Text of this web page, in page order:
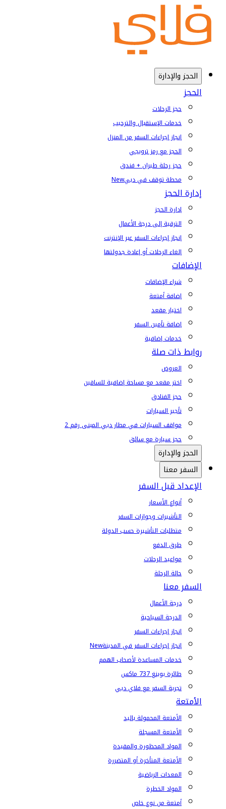
الحجز والإدارة
الحجز
حجز الرحلات
خدمات الإستقبال والترحيب
إنجاز إجراءات السفر من المنزل
الحجز مع رمز ترويجي
حجز رحلة طيران + فندق
محطة توقف في دبيNew
إدارة الحجز
إدارة الحجز
الترقية إلى درجة الأعمال
إنجاز إجراءات السفر عبر الإنترنت
إلغاء الرحلات أو إعادة جدولتها
الإضافات
شراء الإضافات
إضافة أمتعة
اختيار مقعد
إضافة تأمين السفر
خدمات إضافية
روابط ذات صلة
العروض
اختر مقعد مع مساحة إضافية للساقين
حجز الفنادق
تأجير السيارات
مواقف السيارات في مطار دبي المبنى رقم 2
حجز سيارة مع سائق
الحجز والإدارة
السفر معنا
الإعداد قبل السفر
أنواع الأسعار
التأشيرات وجوازات السفر
متطلبات التأشيرة حسب الدولة
طرق الدفع
مواعيد الرحلات
حالة الرحلة
السفر معنا
درجة الأعمال
الدرجة السياحية
إنجاز إجراءات السفر
إنجاز إجراءات السفر في المدينةNew
خدمات المساعدة لأصحاب الهمم
طائرة بوينغ 737 ماكس
تجربة السفر مع فلاي دبي
الأمتعة
الأمتعة المحمولة باليد
الأمتعة المسجلة
المواد المحظورة والمقيدة
الأمتعة المتأخرة أو المتضررة
المعدات الرياضية
المواد الخطرة
أمتعة من نوع خاص